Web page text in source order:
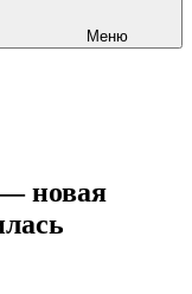
Меню
новая